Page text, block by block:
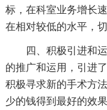
标，在科室业务增长
在相对较低的水平，
四、积极引进和运
的推广和运用，引进
积极寻求新的手术方
少的钱得到最好的效果